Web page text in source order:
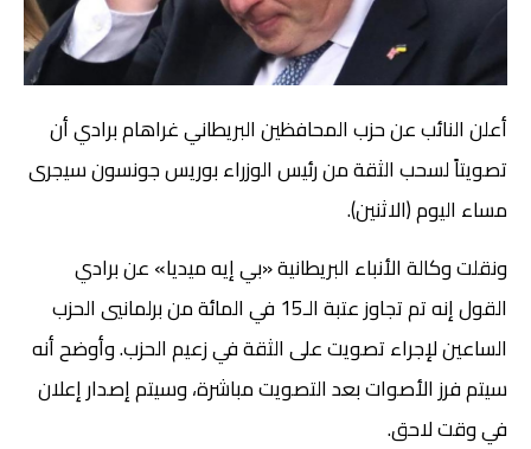
أعلن النائب عن حزب المحافظين البريطاني غراهام برادي أن
تصويتاً لسحب الثقة من رئيس الوزراء بوريس جونسون سيجرى
مساء اليوم (الاثنين).
ونقلت وكالة الأنباء البريطانية «بي إيه ميديا» عن برادي
القول إنه تم تجاوز عتبة الـ15 في المائة من برلمانيي الحزب
الساعين لإجراء تصويت على الثقة في زعيم الحزب. وأوضح أنه
سيتم فرز الأصوات بعد التصويت مباشرة، وسيتم إصدار إعلان
في وقت لاحق.